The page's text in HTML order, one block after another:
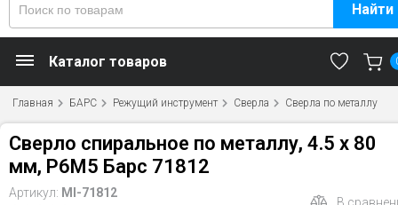
Найти
Каталог товаров
Главная БАРС Режущий инструмент Сверла Сверла по металлу
Сверло спиральное по металлу, 4.5 x 80
мм, Р6М5 Барс 71812
Артикул: MI-71812